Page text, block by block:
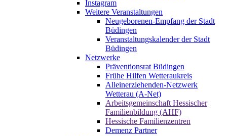
Instagram
Weitere Veranstaltungen
Neugeborenen-Empfang der Stadt
Büdingen
Veranstaltungskalender der Stadt
Büdingen
Netzwerke
Präventionsrat Büdingen
Frühe Hilfen Wetteraukreis
Alleinerziehenden-Netzwerk
Wetterau (A-Net)
Arbeitsgemeinschaft Hessischer
Familienbildung (AHF)
Hessische Familienzentren
Demenz Partner